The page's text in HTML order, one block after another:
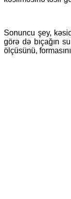
Sonuncu şey,
görə də bıçağın
ölçüsünü,